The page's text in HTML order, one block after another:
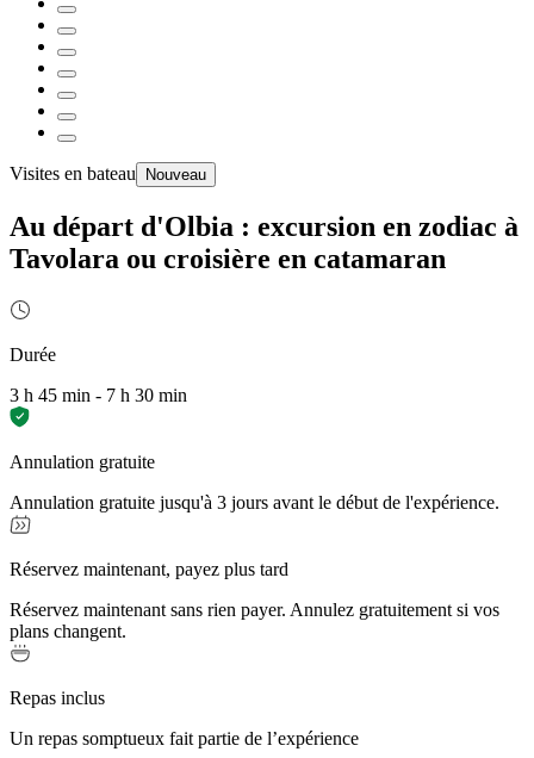
Visites en bateau Nouveau
Au départ d'Olbia : excursion en zodiac à
Tavolara ou croisière en catamaran
Durée
3 h 45 min - 7 h 30 min
Annulation gratuite
Annulation gratuite jusqu'à 3 jours avant le début de l'expérience.
Réservez maintenant, payez plus tard
Réservez maintenant sans rien payer. Annulez gratuitement si vos
plans changent.
Repas inclus
Un repas somptueux fait partie de l’expérience